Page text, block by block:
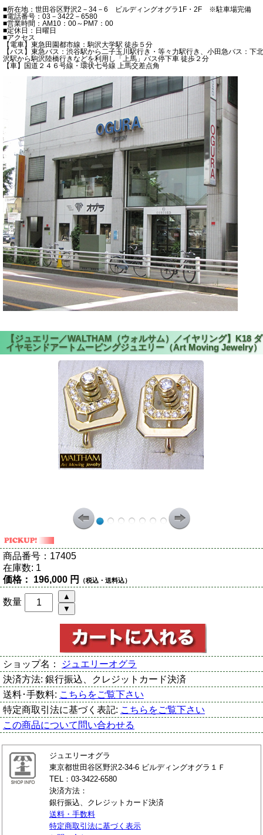
■所在地：世田谷区野沢2－34－6 ビルディングオグラ1F・2F ※駐車場完備
■電話番号：03－3422－6580
■営業時間：AM10：00～PM7：00
■定休日：日曜日
■アクセス
【電車】東急田園都市線：駒沢大学駅 徒歩５分
【バス】東急バス：渋谷駅から二子玉川駅行き・等々力駅行き、小田急バス：下北
沢駅から駒沢陸橋行きなどを利用し「上馬」バス停下車 徒歩２分
【車】国道２４６号線・環状七号線 上馬交差点角
商品番号： 17405
在庫数: 1
価格： 196,000 円 （税込・送料込）
数量
ショップ名：
ジュエリーオグラ
決済方法: 銀行振込、クレジットカード決済
送料･手数料: こちらをご覧下さい
特定商取引法に基づく表記: こちらをご覧下さい
この商品について問い合わせる
ジュエリーオグラ
東京都世田谷区野沢2-34-6 ビルディングオグラ１Ｆ
TEL：03-3422-6580
決済方法：
銀行振込、クレジットカード決済
送料・手数料
特定商取引法に基づく表示